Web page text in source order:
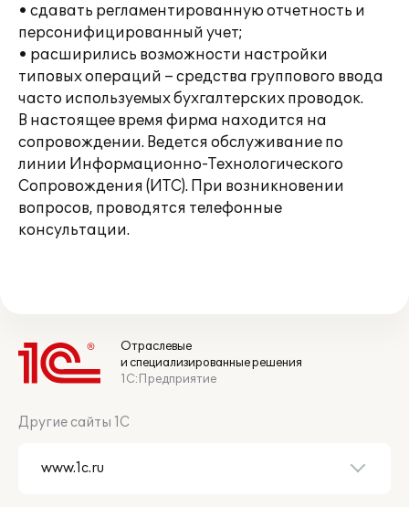
• сдавать регламентированную отчетность и
персонифицированный учет;
• расширились возможности настройки
типовых операций – средства группового ввода
часто используемых бухгалтерских проводок.
В настоящее время фирма находится на
сопровождении. Ведется обслуживание по
линии Информационно-Технологического
Сопровождения (ИТС). При возникновении
вопросов, проводятся телефонные
консультации.
Отраслевые
и специализированные решения
1С:Предприятие
Другие сайты 1С